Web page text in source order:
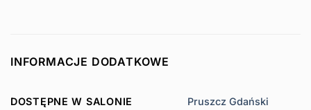
INFORMACJE DODATKOWE
DOSTĘPNE W SALONIE
Pruszcz Gdański